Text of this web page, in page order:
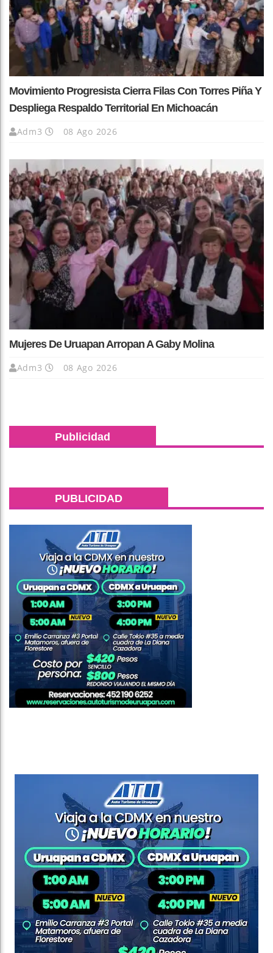
Movimiento Progresista Cierra Filas Con Torres Piña Y
Despliega Respaldo Territorial En Michoacán
Adm3 08 Ago 2026
Mujeres De Uruapan Arropan A Gaby Molina
Adm3 08 Ago 2026
Publicidad
PUBLICIDAD